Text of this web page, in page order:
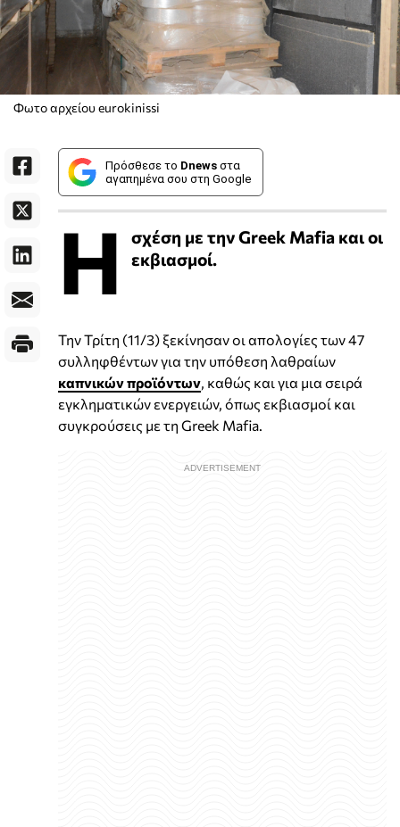
Φωτο αρχείου eurokinissi
Πρόσθεσε το Dnews στα
αγαπημένα σου στη Google
Η
σχέση με την Greek Mafia και οι
εκβιασμοί.
Την Τρίτη (11/3) ξεκίνησαν οι απολογίες των 47
συλληφθέντων για την υπόθεση λαθραίων
καπνικών προϊόντων, καθώς και για μια σειρά
εγκληματικών ενεργειών, όπως εκβιασμοί και
συγκρούσεις με τη Greek Mafia.